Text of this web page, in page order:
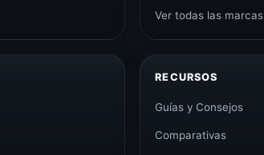
Ver todas las marcas
RECURSOS
Guías y Consejos
Comparativas